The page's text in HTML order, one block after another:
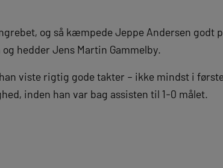
og så kæmpede Jeppe Andersen godt
hedder Jens Martin Gammelby.
viste rigtig gode takter – ikke mindst i
inden han var bag assisten til 1-0 målet.